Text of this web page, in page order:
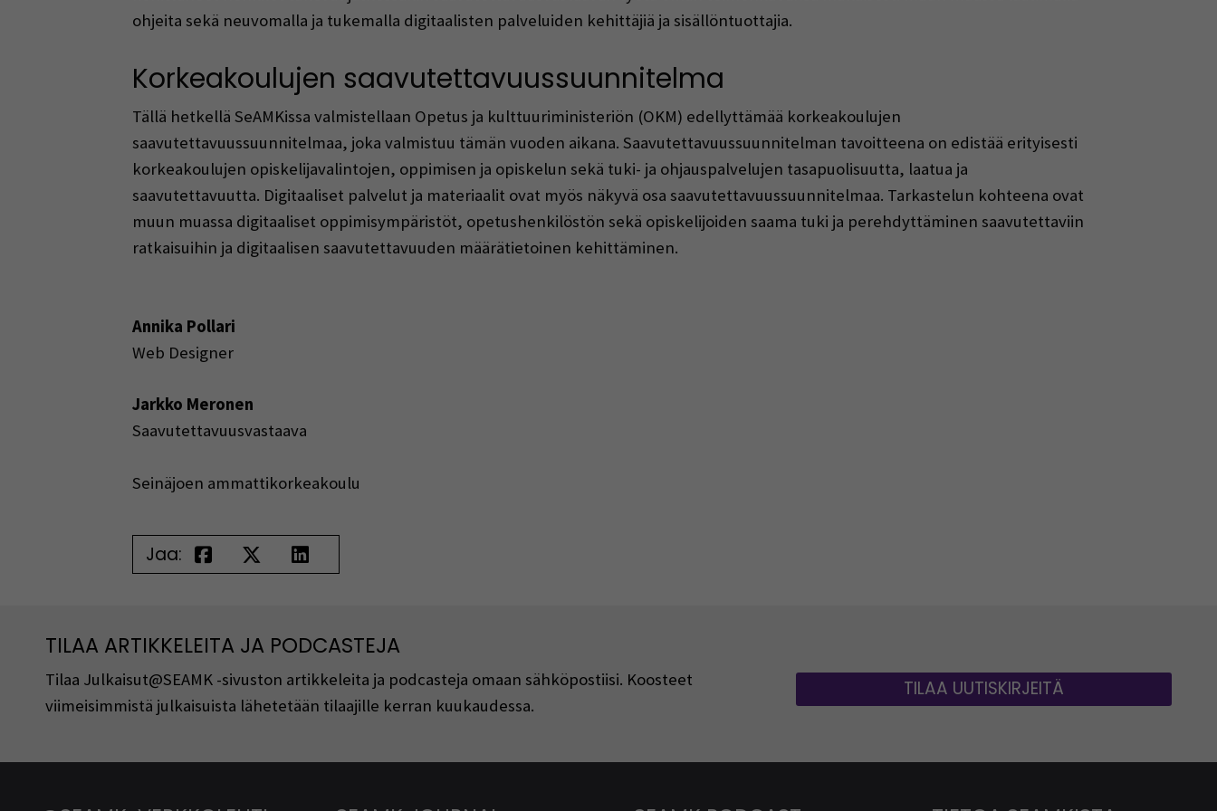
ohjeita sekä neuvomalla ja tukemalla digitaalisten palveluiden kehittäjiä ja sisällöntuottajia.
Korkeakoulujen saavutettavuussuunnitelma
Tällä hetkellä SeAMKissa valmistellaan Opetus ja kulttuuriministeriön (OKM) edellyttämää korkeakoulujen
saavutettavuussuunnitelmaa, joka valmistuu tämän vuoden aikana. Saavutettavuussuunnitelman tavoitteena on edistää erityisesti
korkeakoulujen opiskelijavalintojen, oppimisen ja opiskelun sekä tuki- ja ohjauspalvelujen tasapuolisuutta, laatua ja
saavutettavuutta. Digitaaliset palvelut ja materiaalit ovat myös näkyvä osa saavutettavuussuunnitelmaa. Tarkastelun kohteena ovat
muun muassa digitaaliset oppimisympäristöt, opetushenkilöstön sekä opiskelijoiden saama tuki ja perehdyttäminen saavutettaviin
ratkaisuihin ja digitaalisen saavutettavuuden määrätietoinen kehittäminen.
Annika Pollari
Web Designer
Jarkko Meronen
Saavutettavuusvastaava
Seinäjoen ammattikorkeakoulu
Jaa:
TILAA ARTIKKELEITA JA PODCASTEJA
Tilaa Julkaisut@SEAMK -sivuston artikkeleita ja podcasteja omaan sähköpostiisi. Koosteet
viimeisimmistä julkaisuista lähetetään tilaajille kerran kuukaudessa.
TILAA UUTISKIRJEITÄ